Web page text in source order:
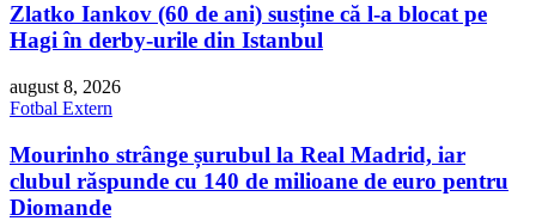
Zlatko Iankov (60 de ani) susține că l-a blocat pe
Hagi în derby-urile din Istanbul
august 8, 2026
Fotbal Extern
Mourinho strânge șurubul la Real Madrid, iar
clubul răspunde cu 140 de milioane de euro pentru
Diomande